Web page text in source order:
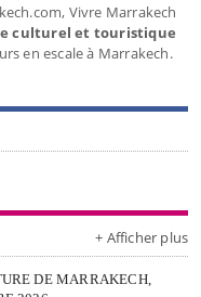
Vivre Marrakech
culturel et touristique
en escale à Marrakech.
+ Afficher plus
DE MARRAKECH,